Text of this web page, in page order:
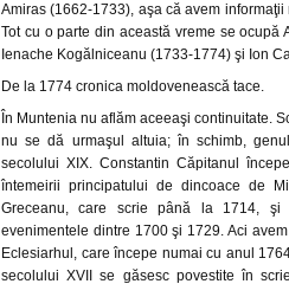
Amiras (1662-1733), aşa că avem
Tot cu o parte din această vreme se ocupă
Ienache Kogălniceanu (1733-1774) şi Ion
De la 1774 cronica moldovenească tace.
În Muntenia nu aflăm aceeaşi continuitate.
nu se dă urmaşul altuia; în schimb,
secolului XIX. Constantin Căpitanul
întemeirii principatului de dincoace de
Greceanu, care scrie până la 1714, şi
evenimentele dintre 1700 şi 1729. Aci
Eclesiarhul, care începe numai cu anul
secolului XVII se găsesc povestite în